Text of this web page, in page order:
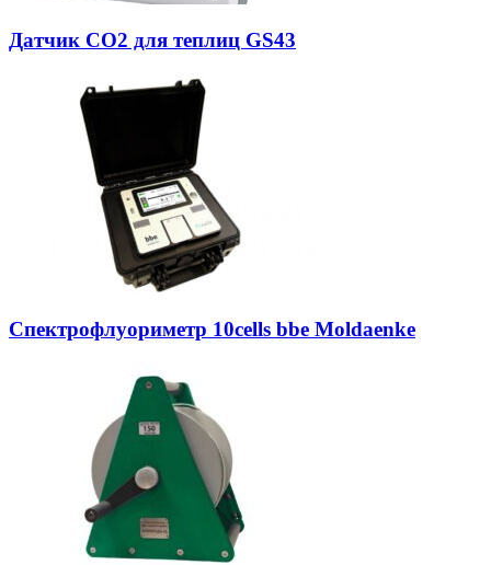
Датчик СО2 для теплиц GS43
Спектрофлуориметр 10cells bbe Moldaenke